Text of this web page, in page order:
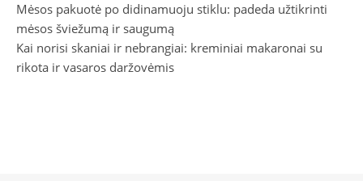
Mėsos pakuotė po didinamuoju stiklu: padeda užtikrinti
mėsos šviežumą ir saugumą
Kai norisi skaniai ir nebrangiai: kreminiai makaronai su
rikota ir vasaros daržovėmis